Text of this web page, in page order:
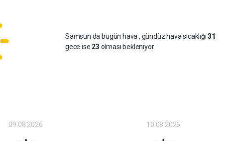
Samsun da bugün hava , gündüz hava sıcaklığı31
gece ise 23 olması bekleniyor.
09.08.2026 10.08.2026